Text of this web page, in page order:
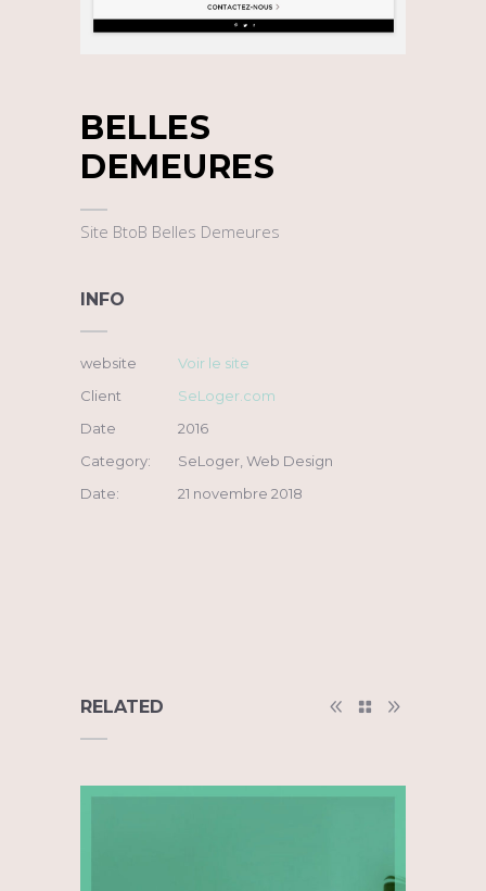
BELLES
DEMEURES
Site BtoB Belles Demeures
INFO
website
Voir le site
Client
SeLoger.com
Date
2016
Category:
SeLoger, Web Design
Date:
21 novembre 2018
RELATED
SeLoger.com, Communications